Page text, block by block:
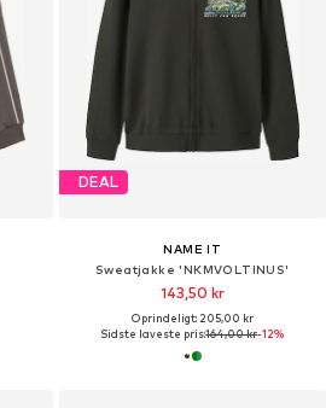
DEAL
NAME IT
Sweatjakke 'NKMVOLTINUS'
143,50 kr
Oprindeligt: 205,00 kr
Sidste laveste pris:164,00 kr-12%